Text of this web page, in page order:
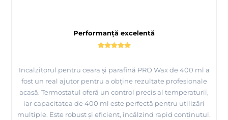
Performanță excelentă
Incalzitorul pentru ceara și parafină PRO Wax de 400 ml a
fost un real ajutor pentru a obține rezultate profesionale
acasă. Termostatul oferă un control precis al temperaturii,
iar capacitatea de 400 ml este perfectă pentru utilizări
multiple. Este robust și eficient, încălzind rapid conținutul.